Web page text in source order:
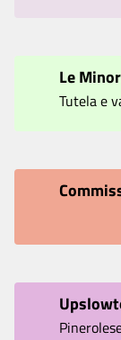
Le
Tutela e